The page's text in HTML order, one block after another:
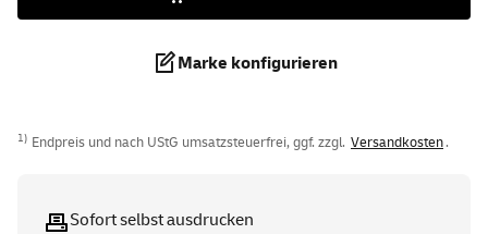
Marke konfigurieren
1) Endpreis und nach UStG umsatzsteuerfrei, ggf. zzgl. Versandkosten.
Sofort selbst ausdrucken